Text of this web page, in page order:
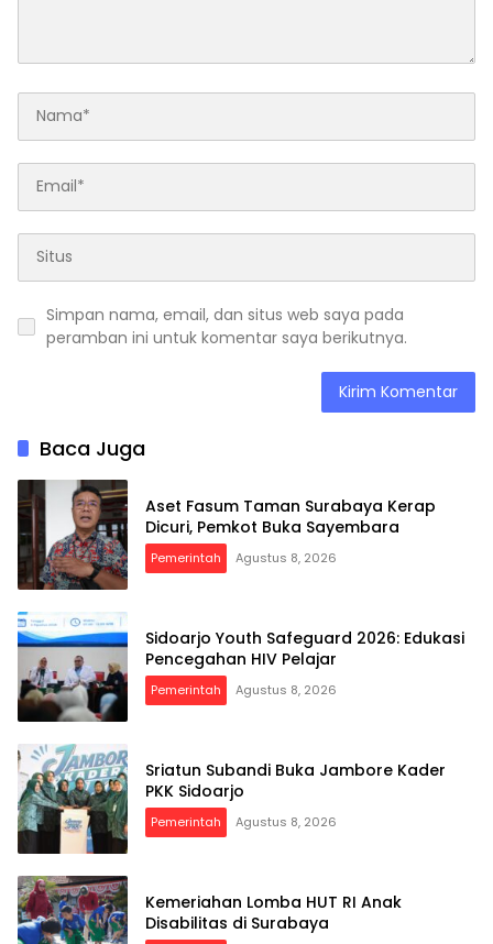
Simpan nama, email, dan situs web saya pada
peramban ini untuk komentar saya berikutnya.
Baca Juga
Aset Fasum Taman Surabaya Kerap
Dicuri, Pemkot Buka Sayembara
Pemerintah Agustus 8, 2026
Sidoarjo Youth Safeguard 2026: Edukasi
Pencegahan HIV Pelajar
Pemerintah Agustus 8, 2026
Sriatun Subandi Buka Jambore Kader
PKK Sidoarjo
Pemerintah Agustus 8, 2026
Kemeriahan Lomba HUT RI Anak
Disabilitas di Surabaya